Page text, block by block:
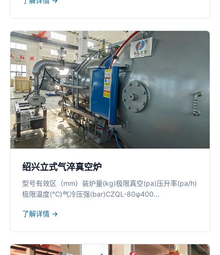
绍兴立式气淬真空炉
型号有效区（mm）装炉量(kg)极限真空(pa)压升率(pa/h)
极限温度(℃)气冷压强(bar)CZQL-80φ400...
了解详情 →